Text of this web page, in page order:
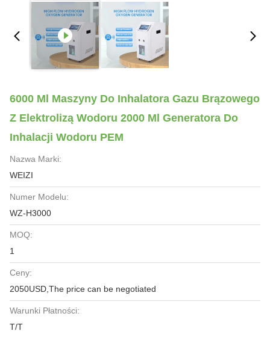
6000 Ml Maszyny Do Inhalatora Gazu Brązowego
Z Elektrolizą Wodoru 2000 Ml Generatora Do
Inhalacji Wodoru PEM
Nazwa Marki:
WEIZI
Numer Modelu:
WZ-H3000
MOQ:
1
Ceny:
2050USD,The price can be negotiated
Warunki Płatności:
T/T